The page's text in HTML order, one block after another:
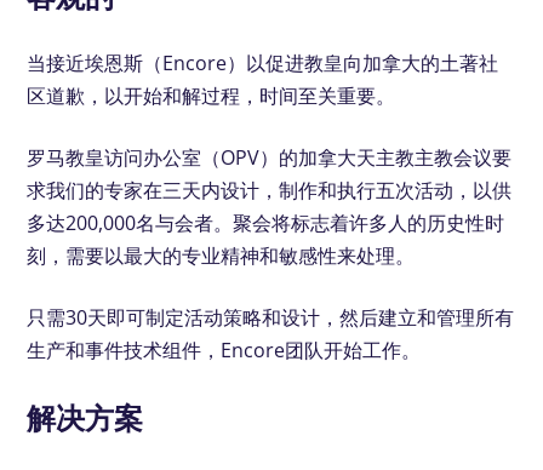
当接近埃恩斯（Encore）以促进教皇向加拿大的土著社
区道歉，以开始和解过程，时间至关重要。
罗马教皇访问办公室（OPV）的加拿大天主教主教会议要
求我们的专家在三天内设计，制作和执行五次活动，以供
多达200,000名与会者。聚会将标志着许多人的历史性时
刻，需要以最大的专业精神和敏感性来处理。
只需30天即可制定活动策略和设计，然后建立和管理所有
生产和事件技术组件，Encore团队开始工作。
解决方案